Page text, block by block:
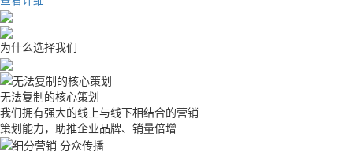
为什么选择我们
无法复制的核心策划
我们拥有强大的线上与线下相结合的营销
策划能力，助推企业品牌、销量倍增